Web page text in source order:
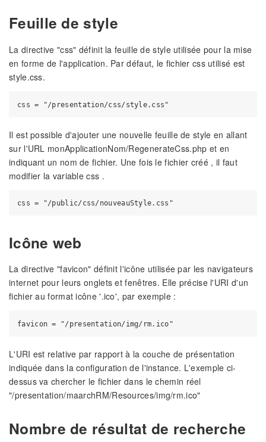
Feuille de style
La directive "css" définit la feuille de style utilisée pour la mise
en forme de l'application. Par défaut, le fichier css utilisé est
style.css.
Il est possible d'ajouter une nouvelle feuille de style en allant
sur l'URL monApplicationNom/RegenerateCss.php et en
indiquant un nom de fichier. Une fois le fichier créé , il faut
modifier la variable css .
Icône web
La directive "favicon" définit l'icône utilisée par les navigateurs
internet pour leurs onglets et fenêtres. Elle précise l'URI d'un
fichier au format icône '.ico', par exemple :
L'URI est relative par rapport à la couche de présentation
indiquée dans la configuration de l'instance. L'exemple ci-
dessus va chercher le fichier dans le chemin réel
"/presentation/maarchRM/Resources/img/rm.ico"
Nombre de résultat de recherche